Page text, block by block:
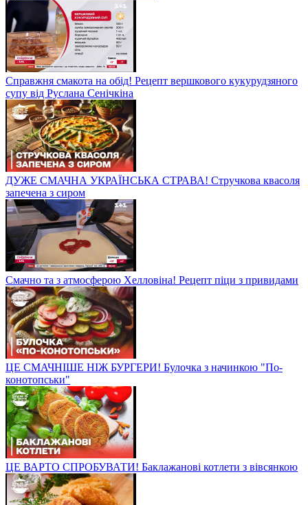
Справжня смакота на обід! Рецепт вершкового кукурудзяного
супу від Руслана Сенічкіна
ДУЖЕ СМАЧНА УКРАЇНСЬКА СТРАВА! Стручкова квасоля
запечена з сиром
Смачно та з атмосферою Хелловіна! Рецепт піци з привидами
ЦЕ СМАЧНІШЕ НІЖ БУРГЕРИ! Булочка з начинкою "По-
конотопськи"
ЦЕ ВАРТО СПРОБУВАТИ! Баклажанові котлети з вівсянкою